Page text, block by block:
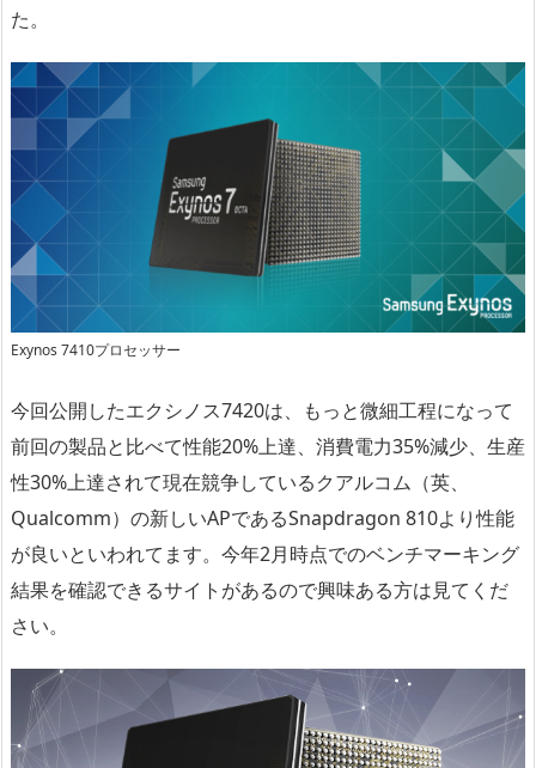
た。
Exynos 7410プロセッサー
今回公開したエクシノス7420は、もっと微細工程になって
前回の製品と比べて性能20%上達、消費電力35%減少、生産
性30%上達されて現在競争しているクアルコム（英、
Qualcomm）の新しいAPであるSnapdragon 810より性能
が良いといわれてます。今年2月時点でのベンチマーキング
結果を確認できるサイトがあるので興味ある方は見てくだ
さい。